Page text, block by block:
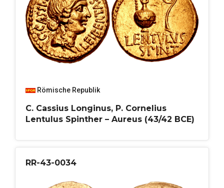
Römische Republik
C. Cassius Longinus, P. Cornelius
Lentulus Spinther – Aureus (43/42 BCE)
RR-43-0034